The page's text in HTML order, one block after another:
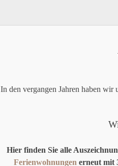
In den vergangen Jahren haben
Hier finden Sie alle
Ferienwohnungen erneut mit